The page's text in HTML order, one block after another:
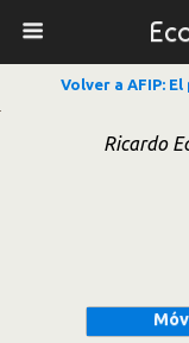
Volver a AFIP:
Ricardo